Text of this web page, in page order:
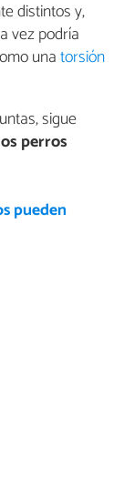
distintos y,
vez podría
unatorsión
sigue
perros
pueden